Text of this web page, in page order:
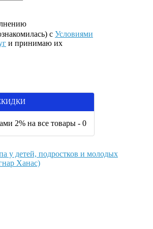
с Условиями
и принимаю их
2% на все товары - 0